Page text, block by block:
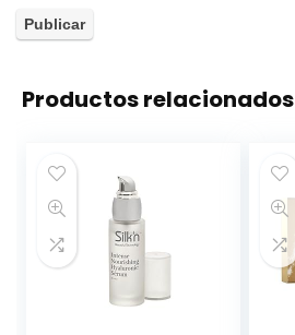
Productos relacionados